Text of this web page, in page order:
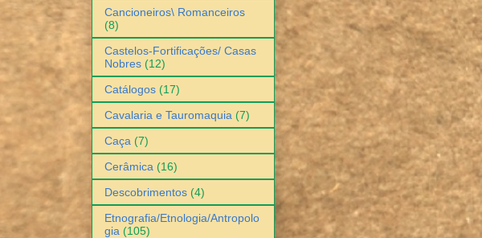
Cancioneiros\ Romanceiros
(8)
Castelos-Fortificações/ Casas
Nobres (12)
Catálogos (17)
Cavalaria e Tauromaquia (7)
Caça (7)
Cerâmica (16)
Descobrimentos (4)
Etnografia/Etnologia/Antropolo
gia (105)